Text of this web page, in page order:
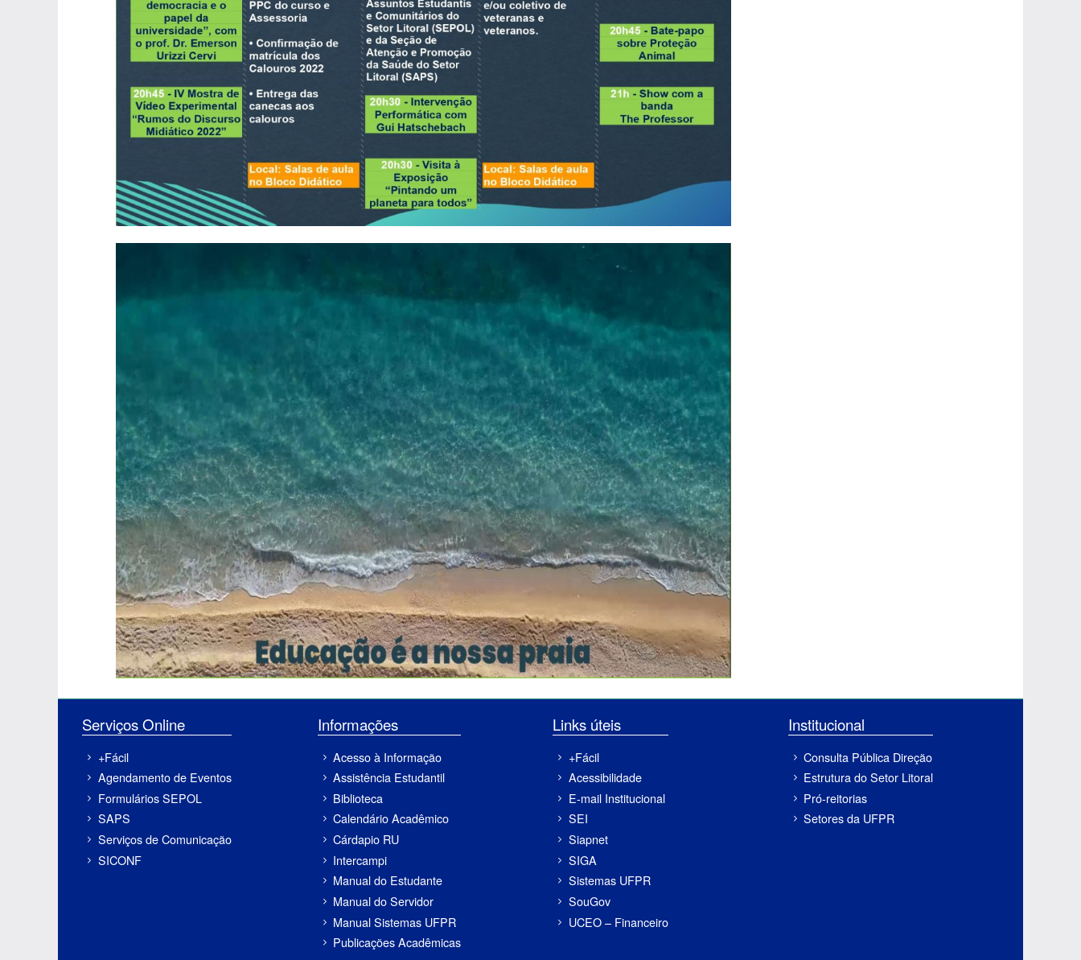
Serviços Online
+Fácil
Agendamento de Eventos
Formulários SEPOL
SAPS
Serviços de Comunicação
SICONF
Informações
Acesso à Informação
Assistência Estudantil
Biblioteca
Calendário Acadêmico
Cárdapio RU
Intercampi
Manual do Estudante
Manual do Servidor
Manual Sistemas UFPR
Publicações Acadêmicas
Links úteis
+Fácil
Acessibilidade
E-mail Institucional
SEI
Siapnet
SIGA
Sistemas UFPR
SouGov
UCEO – Financeiro
Institucional
Consulta Pública Direção
Estrutura do Setor Litoral
Pró-reitorias
Setores da UFPR